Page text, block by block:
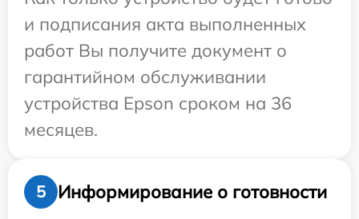
и подписания акта выполненных
работ Вы получите документ о
гарантийном обслуживании
устройства Epson сроком на 36
месяцев.
5
Информирование о готовности